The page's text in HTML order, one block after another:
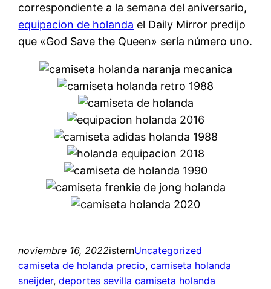
correspondiente a la semana del aniversario,
equipacion de holanda el Daily Mirror predijo
que «God Save the Queen» sería número uno.
noviembre 16, 2022isternUncategorized
camiseta de holanda precio, camiseta holanda
sneijder, deportes sevilla camiseta holanda